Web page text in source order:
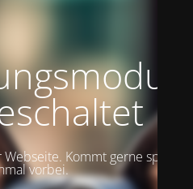
Kommt gerne später
vorbei.